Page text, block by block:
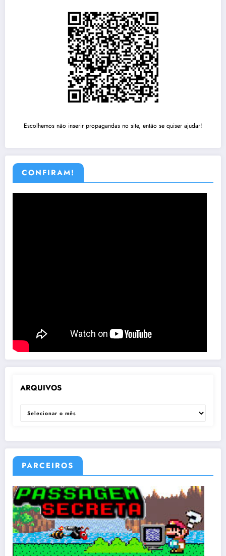
Escolhemos não inserir propagandas no site, então se quiser ajudar!
CONFIRAM!
ARQUIVOS
ARQUIVOS
PARCEIROS